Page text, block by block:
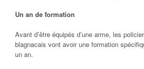
Un an de formation
Avant d’être équipés d’une arme, les
blagnacais vont avoir une formation
un an.